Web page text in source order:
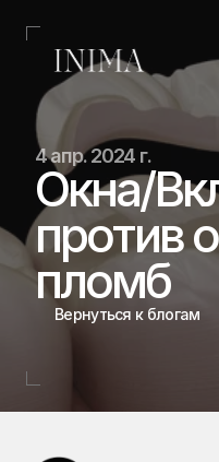
(+34) 690 006 845
hello@inima.dental
Инстаграм
Главная
Главная
Дела
Дела
Команда
4 апр. 2024 г.
Окна/
против
пломб
Вернуться к блогам